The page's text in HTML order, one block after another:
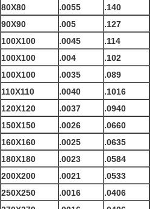
80X80
.0055 .140
90X90
.005 .127
100X100
.0045 .114
100X100
.004 .102
100X100
.0035 .089
110X110
.0040 .1016
120X120
.0037 .0940
150X150
.0026 .0660
160X160
.0025 .0635
180X180
.0023 .0584
200X200
.0021 .0533
250X250
.0016 .0406